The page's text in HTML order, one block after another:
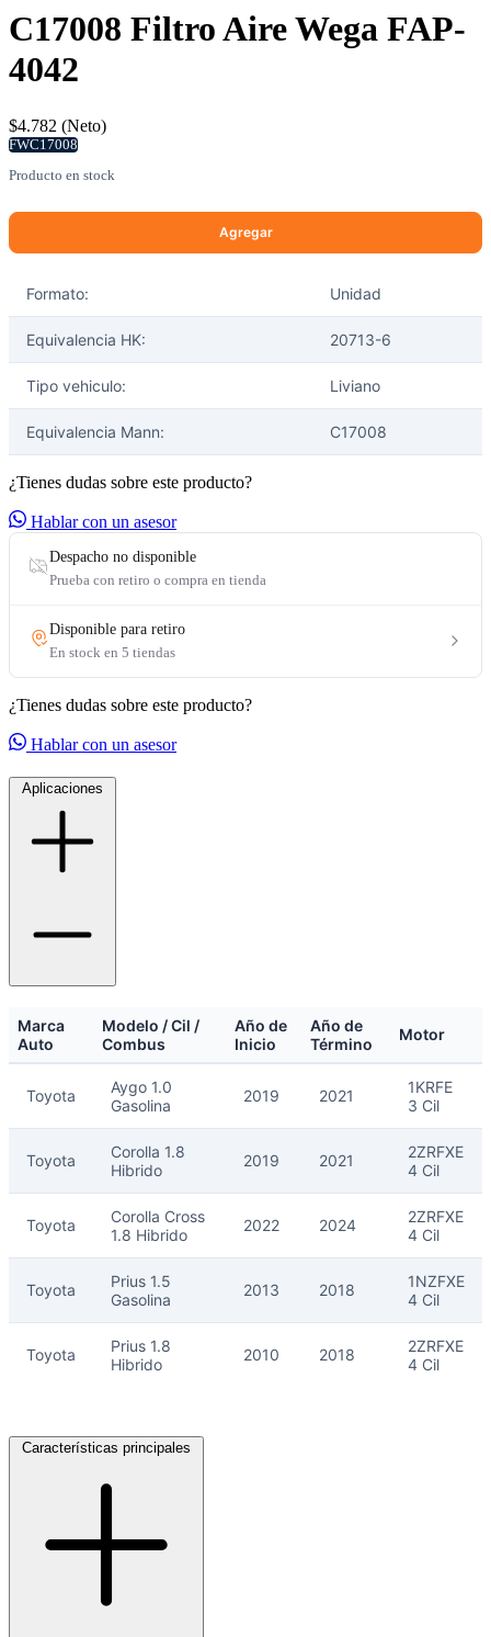
C17008 Filtro Aire Wega FAP-
4042
$4.782 (Neto)
FWC17008
Producto en stock
Formato: Unidad
Equivalencia HK: 20713-6
Tipo vehiculo: Liviano
Equivalencia Mann: C17008
¿Tienes dudas sobre este producto?
Hablar con un asesor
¿Tienes dudas sobre este producto?
Hablar con un asesor
Aplicaciones
Marca
Auto
Modelo / Cil /
Combus
Año de
Inicio
Año de
Término
Motor
Toyota
Aygo 1.0
Gasolina
2019 2021
1KRFE
3 Cil
Toyota
Corolla 1.8
Hibrido
2019 2021
2ZRFXE
4 Cil
Toyota
Corolla Cross
1.8 Hibrido
2022 2024
2ZRFXE
4 Cil
Toyota
Prius 1.5
Gasolina
2013 2018
1NZFXE
4 Cil
Toyota
Prius 1.8
Hibrido
2010 2018
2ZRFXE
4 Cil
Características principales